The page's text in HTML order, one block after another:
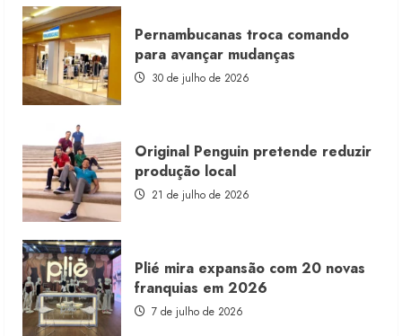
Morena
Rosa
lança
franquia
com
estoque
consignado
Pernambucanas troca comando
para avançar mudanças
30 de julho de 2026
Original Penguin pretende reduzir
produção local
21 de julho de 2026
Plié mira expansão com 20 novas
franquias em 2026
7 de julho de 2026